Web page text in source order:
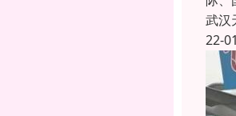
武汉
22-